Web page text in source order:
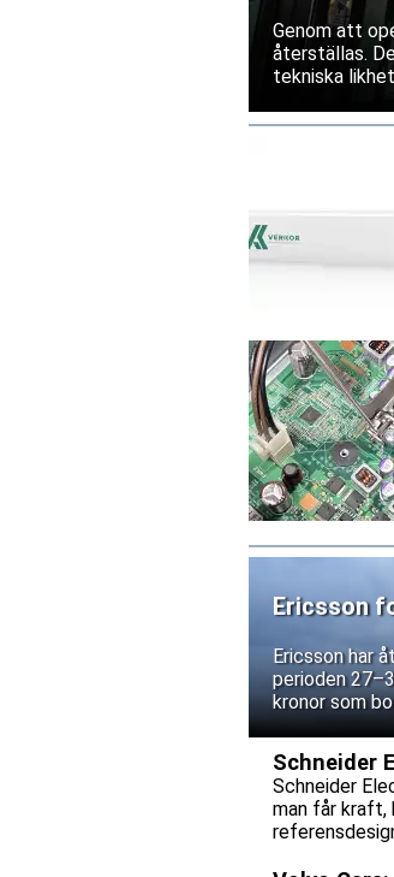
känsel
Genom att
återställas.
tekniska
Ericsson
Ericsson har
perioden
kronor som
Schneider
Schneider
man får kraft,